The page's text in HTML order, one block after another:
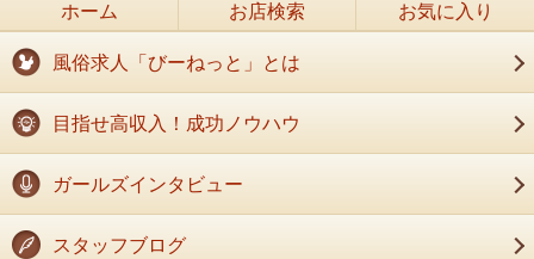
ホーム お店検索 お気に入り
風俗求人「びーねっと」とは
目指せ高収入！成功ノウハウ
ガールズインタビュー
スタッフブログ